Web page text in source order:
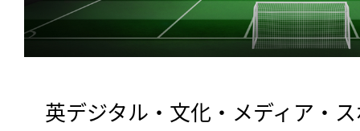
英デジタル・文化・メディア・